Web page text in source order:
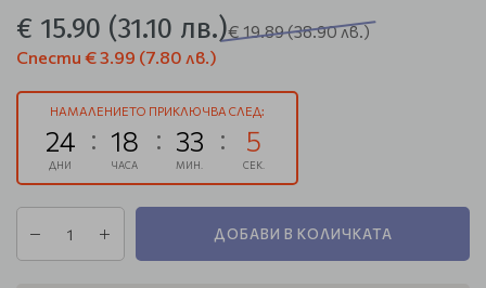
€ 15.90 (31.10 лв.)€ 19.89(38.90 лв.)
Спести € 3.99 (7.80 лв.)
НАМАЛЕНИЕТО ПРИКЛЮЧВА СЛЕД:
24
ДНИ
18
ЧАСА
33
МИН.
4
СЕК.
ДОБАВИ В КОЛИЧКАТА